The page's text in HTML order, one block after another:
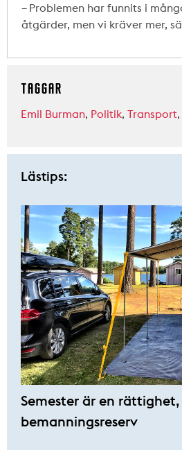
– Problemen har funnits i
åtgärder, men vi kräver mer,
TAGGAR
Emil Burman, Politik, Transport,
Lästips:
Semester är en
bemanningsreserv